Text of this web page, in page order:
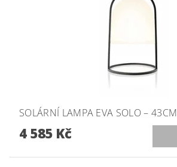
SOLÁRNÍ LAMPA EVA SOLO – 43CM
4 585 Kč